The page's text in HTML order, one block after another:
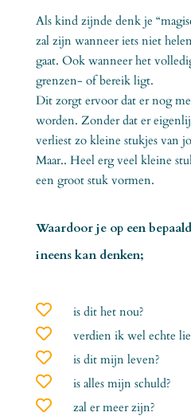
Als kind zijnde denk je
zal zijn wanneer iets niet
gaat. Ook wanneer het
grenzen- of bereik ligt.
Dit zorgt ervoor dat er nog
worden. Zonder dat er
verliest zo kleine stukjes van
Maar.. Heel erg veel kleine
een groot stuk vormen.
Waardoor je op een
ineens kan denken;
 is dit het nou?
 verdien ik wel echte
 is dit mijn leven?
 is alles mijn schuld?
 zal er meer zijn?